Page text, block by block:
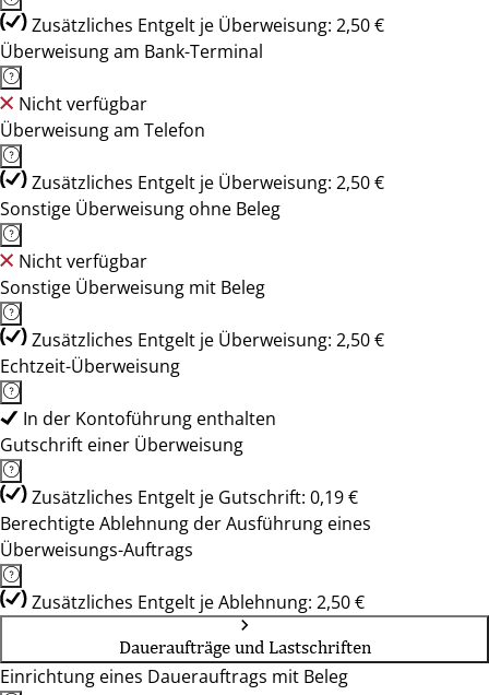
Zusätzliches Entgelt je Überweisung: 2,50 €
Überweisung am Bank-Terminal
Nicht verfügbar
Überweisung am Telefon
Zusätzliches Entgelt je Überweisung: 2,50 €
Sonstige Überweisung ohne Beleg
Nicht verfügbar
Sonstige Überweisung mit Beleg
Zusätzliches Entgelt je Überweisung: 2,50 €
Echtzeit-Überweisung
In der Kontoführung enthalten
Gutschrift einer Überweisung
Zusätzliches Entgelt je Gutschrift: 0,19 €
Berechtigte Ablehnung der Ausführung eines
Überweisungs-Auftrags
Zusätzliches Entgelt je Ablehnung: 2,50 €
Daueraufträge und Lastschriften
Einrichtung eines Dauerauftrags mit Beleg